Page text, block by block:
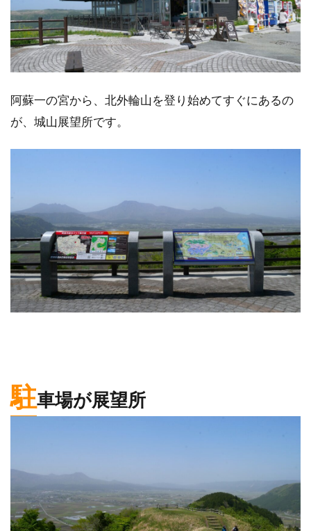
阿蘇一の宮から、北外輪山を登り始めてすぐにあるの
が、城山展望所です。
駐車場が展望所